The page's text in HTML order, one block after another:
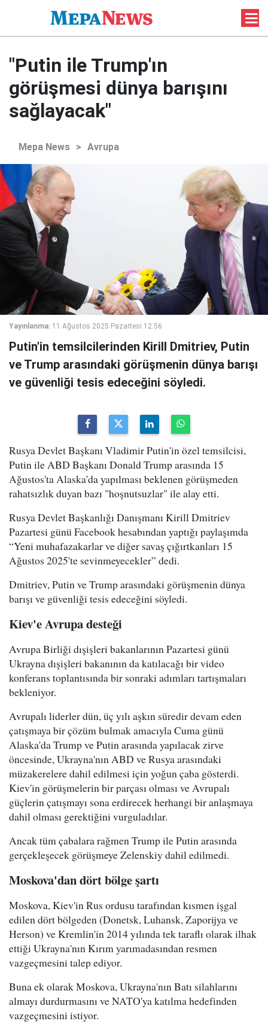
"Putin ile Trump'ın
görüşmesi dünya barışını
sağlayacak"
Mepa News > Avrupa
Yayınlanma: 11 Ağustos 2025 Pazartesi 12:56
Putin'in temsilcilerinden Kirill Dmitriev, Putin
ve Trump arasındaki görüşmenin dünya barışı
ve güvenliği tesis edeceğini söyledi.
Rusya Devlet Başkanı Vladimir Putin'in özel temsilcisi,
Putin ile ABD Başkanı Donald Trump arasında 15
Ağustos'ta Alaska'da yapılması beklenen görüşmeden
rahatsızlık duyan bazı "hoşnutsuzlar" ile alay etti.
Rusya Devlet Başkanlığı Danışmanı Kirill Dmitriev
Pazartesi günü Facebook hesabından yaptığı paylaşımda
“Yeni muhafazakarlar ve diğer savaş çığırtkanları 15
Ağustos 2025'te sevinmeyecekler” dedi.
Dmitriev, Putin ve Trump arasındaki görüşmenin dünya
barışı ve güvenliği tesis edeceğini söyledi.
Kiev'e Avrupa desteği
Avrupa Birliği dışişleri bakanlarının Pazartesi günü
Ukrayna dışişleri bakanının da katılacağı bir video
konferans toplantısında bir sonraki adımları tartışmaları
bekleniyor.
Avrupalı liderler dün, üç yılı aşkın süredir devam eden
çatışmaya bir çözüm bulmak amacıyla Cuma günü
Alaska'da Trump ve Putin arasında yapılacak zirve
öncesinde, Ukrayna'nın ABD ve Rusya arasındaki
müzakerelere dahil edilmesi için yoğun çaba gösterdi.
Kiev'in görüşmelerin bir parçası olması ve Avrupalı
güçlerin çatışmayı sona erdirecek herhangi bir anlaşmaya
dahil olması gerektiğini vurguladılar.
Ancak tüm çabalara rağmen Trump ile Putin arasında
gerçekleşecek görüşmeye Zelenskiy dahil edilmedi.
Moskova'dan dört bölge şartı
Moskova, Kiev'in Rus ordusu tarafından kısmen işgal
edilen dört bölgeden (Donetsk, Luhansk, Zaporijya ve
Herson) ve Kremlin'in 2014 yılında tek taraflı olarak ilhak
ettiği Ukrayna'nın Kırım yarımadasından resmen
vazgeçmesini talep ediyor.
Buna ek olarak Moskova, Ukrayna'nın Batı silahlarını
almayı durdurmasını ve NATO'ya katılma hedefinden
vazgeçmesini istiyor.